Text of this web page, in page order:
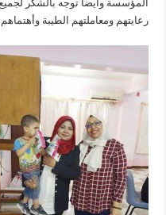
المؤسسة وأيضا توجه بالشكر
رعايتهم ومعاملتهم الطيبة